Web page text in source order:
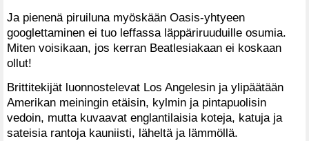
Ja pienenä piruiluna myöskään Oasis-yhtyeen
googlettaminen ei tuo leffassa läppäriruuduille osumia.
Miten voisikaan, jos kerran Beatlesiakaan ei koskaan
ollut!
Brittitekijät luonnostelevat Los Angelesin ja ylipäätään
Amerikan meiningin etäisin, kylmin ja pintapuolisin
vedoin, mutta kuvaavat englantilaisia koteja, katuja ja
sateisia rantoja kauniisti, läheltä ja lämmöllä.